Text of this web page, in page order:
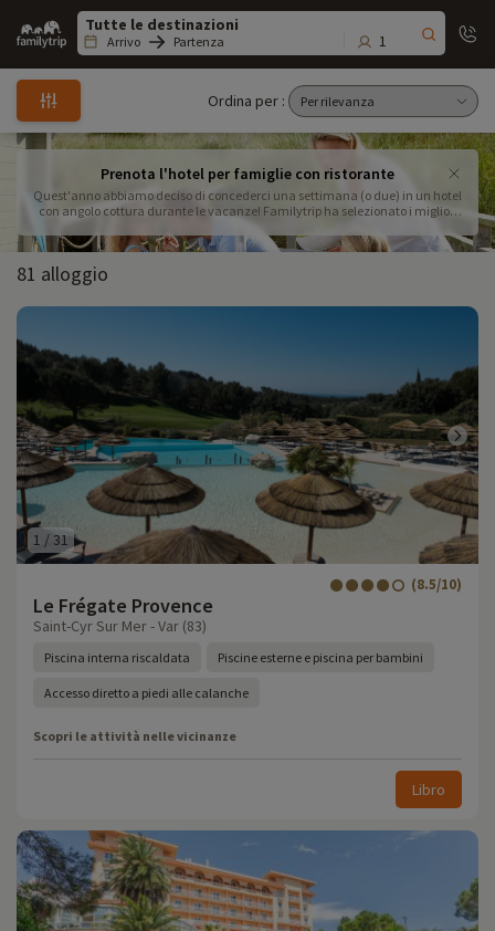
Family
trip
Arrivo Partenza 1
Ordina per :
Prenota l'hotel per famiglie con ristorante
Quest'anno abbiamo deciso di concederci una settimana (o due) in un hotel
con angolo cottura durante le vacanze! Familytrip ha selezionato i migliori
hotel per famiglie con servizi di ristorazione per una vacanza
indimenticabile. Non vi resta che mettere i piedi sotto il tavolo!
81 alloggio
1 /31
Le Frégate Provence
(8.5/10)
Saint-Cyr Sur Mer - Var (83)
Piscina interna riscaldata Piscine esterne e piscina per bambini
Accesso diretto a piedi alle calanche
Scopri le attività nelle vicinanze
Libro